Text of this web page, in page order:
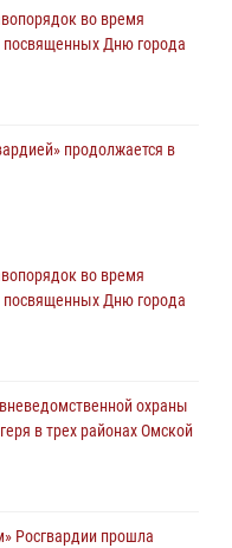
во время
посвященных Дню города
продолжается в
(видео)
передвижного
ходе в День крещения
во время
посвященных Дню города
охраны
в трех районах Омской
Росгвардии прошла